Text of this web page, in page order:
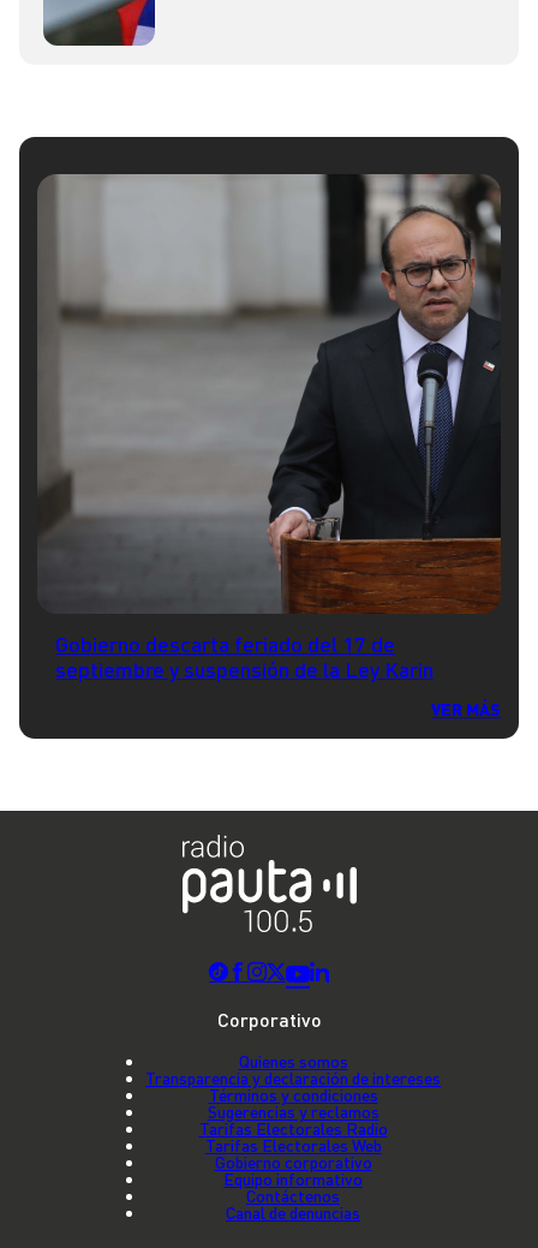
Gobierno descarta feriado del 17 de
septiembre y suspensión de la Ley Karin
VER MÁS
Corporativo
Quienes somos
Transparencia y declaración de intereses
Términos y condiciones
Sugerencias y reclamos
Tarifas Electorales Radio
Tarifas Electorales Web
Gobierno corporativo
Equipo informativo
Contáctenos
Canal de denuncias